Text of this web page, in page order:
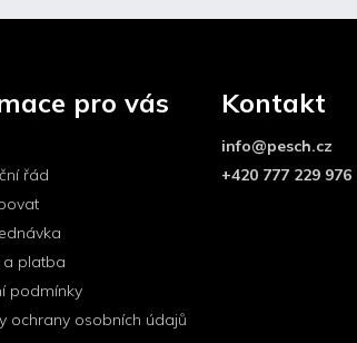
pro vás
řád
platba
podmínky
ochrany osobních údajů
Kontakt
info@pesch.cz
+420 777 229 976